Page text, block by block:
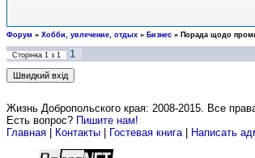
Форум » Хобби, увлечение, отдых » Бизнес » Порада щодо
Сторінка 1 з 1
1
Жизнь Добропольского края: 2008-2015. Все
Есть вопрос? Пишите нам!
Главная
Контакты Гостевая книга| Написать